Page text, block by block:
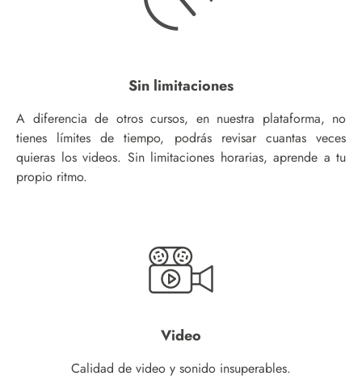
Sin limitaciones
A diferencia de otros cursos, en nuestra plataforma, no
tienes límites de tiempo, podrás revisar cuantas veces
quieras los videos. Sin limitaciones horarias, aprende a tu
propio ritmo.
Video
Calidad de video y sonido insuperables.